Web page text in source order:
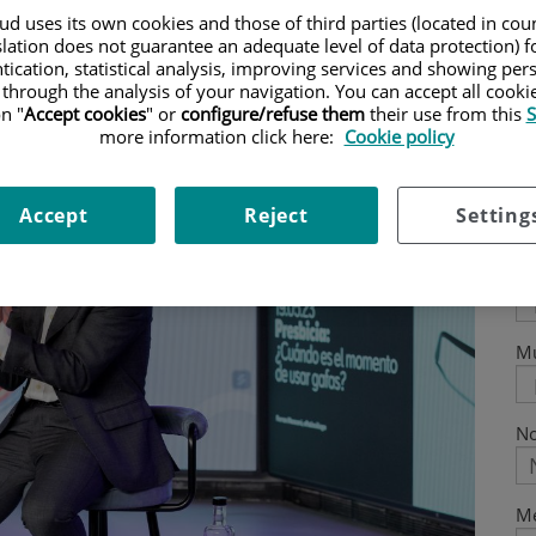
a todos a medida que vamos
uses its own cookies and those of third parties (located in
does not guarantee an adequate level of data protection)
statistical analysis, improving services and showing
the analysis of your navigation. You can accept all
"Accept cookies" or configure/refuse themtheir use from this
more information click here: Cookie policy
Reject
Accept